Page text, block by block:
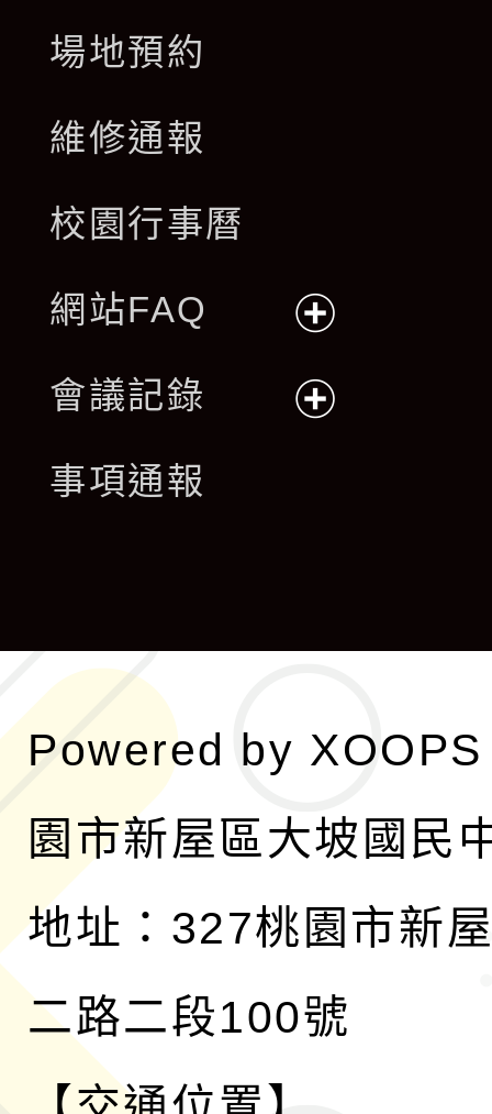
場地預約
維修通報
校園行事曆
網站FAQ
開
會議記錄
單
事項通報
Powered by XOOPS
園市新屋區大坡國民
地址：327桃園市新
二路二段100號